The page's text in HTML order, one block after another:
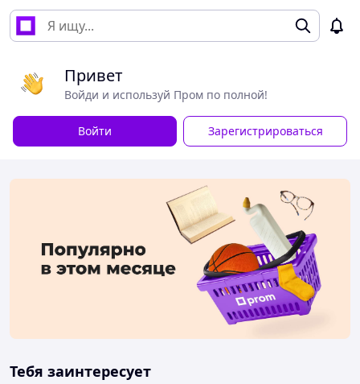
Привет
Войди и используй Пром по полной!
Войти Зарегистрироваться
Тебя заинтересует